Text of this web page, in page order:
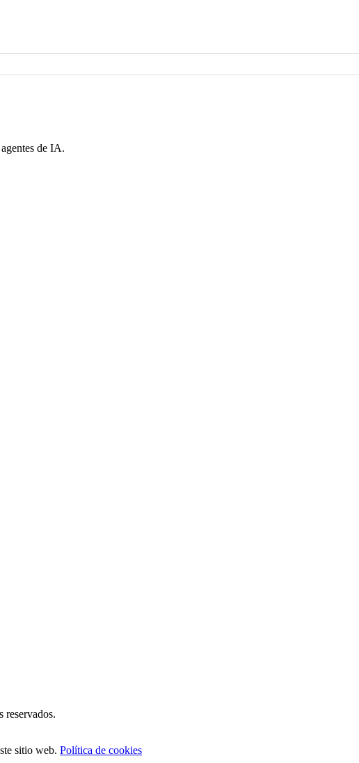
de IA.
reservados.
sitio web. Política de cookies